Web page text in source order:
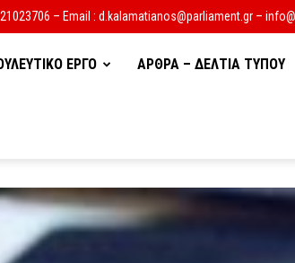
– Email : d.kalamatianos@parliament.gr –
ΕΡΓΟ ΑΡΘΡΑ – ΔΕΛΤΙΑ ΤΥΠΟΥ